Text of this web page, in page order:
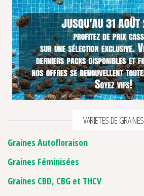
4 avis
VARIETES DE GRAINES
Graines Autofloraison
Graines Féminisées
Graines CBD, CBG et THCV